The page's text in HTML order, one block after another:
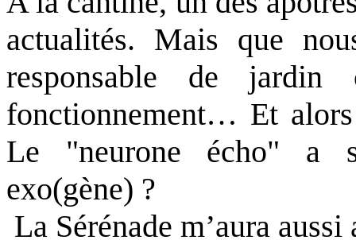
actualités. Mais que
responsable de
fonctionnement… Et
Le "neurone écho" a
exo(gène) ?
La Sérénade m’aura